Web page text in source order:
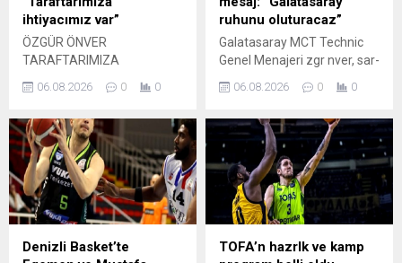
ihtiyacımız var”
ÖZGÜR ÖNVER
TARAFTARIMIZA
06.08.2026 0 0
ruhunu oluturacaz”
Galatasaray MCT Technic
Genel Menajeri zgr nver, sar-
hedefleri hakknda konutu.
06.08.2026 0 0
Denizli Basket’te
TOFA’n hazrlk ve kamp